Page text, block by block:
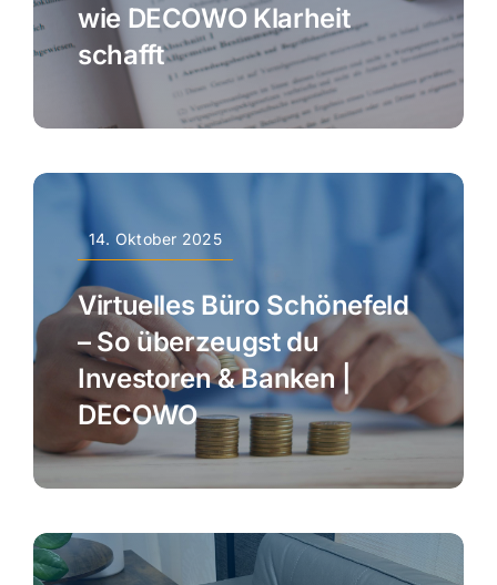
wie DECOWO Klarheit
schafft
14. Oktober 2025
Virtuelles Büro Schönefeld
– So überzeugst du
Investoren & Banken |
DECOWO